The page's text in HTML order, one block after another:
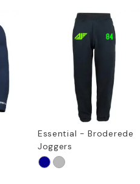
Essential - Broderede
Joggers